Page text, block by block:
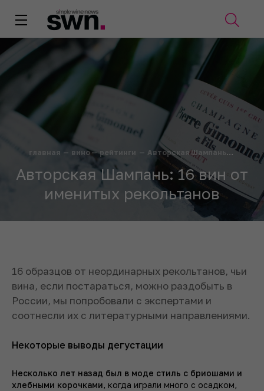
главная — вино— рейтинги — Авторская Шампань: 16 вин от именитых рекольтанов
Авторская Шампань: 16 вин от
именитых рекольтанов
16 образцов от неординарных рекольтанов, чьи
вина, если постараться, можно раздобыть в
России, мы попробовали с экспертами и
соотнесли их с литературными направлениями.
Некоторые выводы дегустации
Несколько лет назад был в моде стиль с бриошами и
хлебными корочками, когда играли много с осадком,